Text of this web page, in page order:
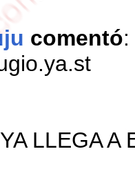
comentó:
LLEGA A